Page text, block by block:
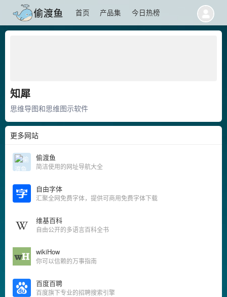
首页 产品集 今日热榜
知犀
思维导图和思维图示软件
更多网站
偷渡鱼
简洁使用的网址导航大全
自由字体
汇聚全网免费字体，提供可商用免费字体下载
维基百科
自由公开的多语言百科全书
wikiHow
你可以信赖的万事指南
百度百聘
百度旗下专业的招聘搜索引擎